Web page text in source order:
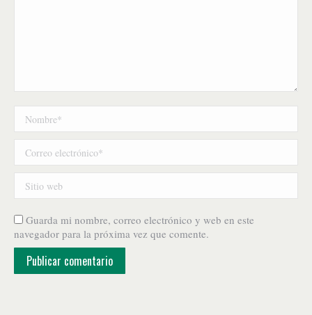
Nombre *
Correo electrónico *
Sitio web
Guarda mi nombre, correo electrónico y web en este
navegador para la próxima vez que comente.
Publicar comentario